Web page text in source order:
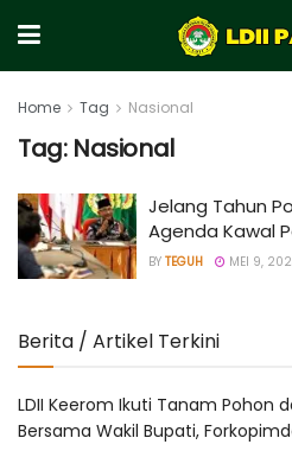
Home Tag Nasional
Tag: Nasional
Jelang Tahun
Agenda Kawal
BY TEGUH MEI 9,
Berita / Artikel Terkini
LDII Keerom Ikuti Tanam Pohon
Bersama Wakil Bupati,